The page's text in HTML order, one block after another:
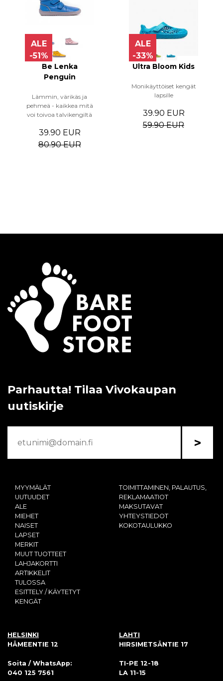
ALE
-51%
Be Lenka
Penguin
Lämmin, värikäs ja
pehmeä - kaikkea mitä
voi toivoa talvikengiltä
39.90 EUR
80.90 EUR
ALE
-33%
Ultra Bloom Kids
Monikäyttöiset kengät
lapsille
39.90 EUR
59.90 EUR
Parhautta! Tilaa Vivokaupan
uutiskirje
>
MYYMÄLÄT
UUTUUDET
ALE
MIEHET
NAISET
LAPSET
MERKIT
MUUT TUOTTEET
LAHJAKORTTI
ARTIKKELIT
TULOSSA
ESITTELY / KÄYTETYT
KENGÄT
TOIMITTAMINEN, PALAUTUS,
REKLAMAATIOT
MAKSUTAVAT
YHTEYSTIEDOT
KOKOTAULUKKO
HELSINKI
HÄMEENTIE 12
Soita / WhatsApp:
040 125 7561
LAHTI
HIRSIMETSÄNTIE 17
TI-PE 12-18
LA 11-15